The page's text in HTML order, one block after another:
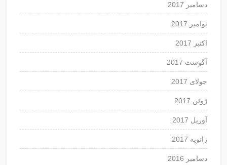
دسامبر 2017
نوامبر 2017
اکتبر 2017
آگوست 2017
جولای 2017
ژوئن 2017
آوریل 2017
ژانویه 2017
دسامبر 2016